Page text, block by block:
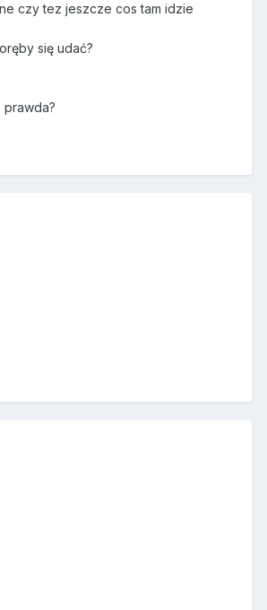
czy tez jeszcze cos tam idzie
się udać?
prawda?